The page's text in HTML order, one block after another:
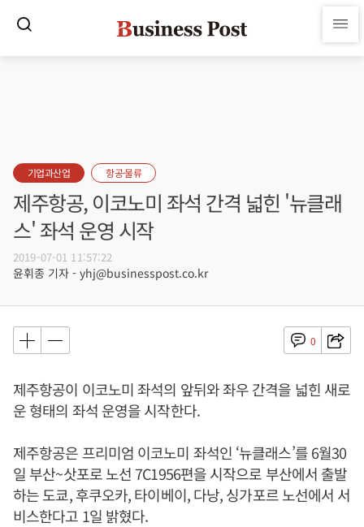
기업과산업 항공·물류
제주항공, 이코노미 좌석 간격 넓힌 '뉴클래
스' 좌석 운영 시작
2019-07-01 11:57:22
윤휘종 기자 - yhj@businesspost.co.kr
0
제주항공이 이코노미 좌석의 앞뒤와 좌우 간격을 넓힌 새로
운 형태의 좌석 운영을 시작한다.
제주항공은 프리미엄 이코노미 좌석인 ‘뉴클래스’를 6월30
일 부산~삿포로 노선 7C1956편을 시작으로 부산에서 출발
하는 도쿄, 후쿠오카, 타이베이, 다낭, 싱가포르 노선에서 서
비스한다고 1일 밝혔다.